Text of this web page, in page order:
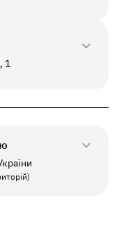
*
1